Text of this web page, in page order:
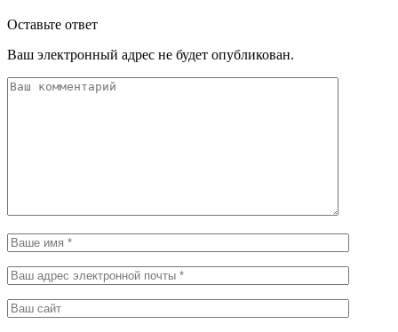
Оставьте ответ
Ваш электронный адрес не будет опубликован.